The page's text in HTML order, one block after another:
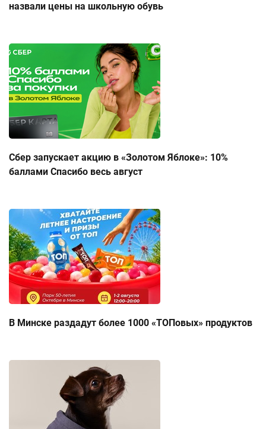
назвали цены на школьную обувь
Сбер запускает акцию в «Золотом Яблоке»: 10%
баллами Спасибо весь август
В Минске раздадут более 1000 «ТОПовых» продуктов